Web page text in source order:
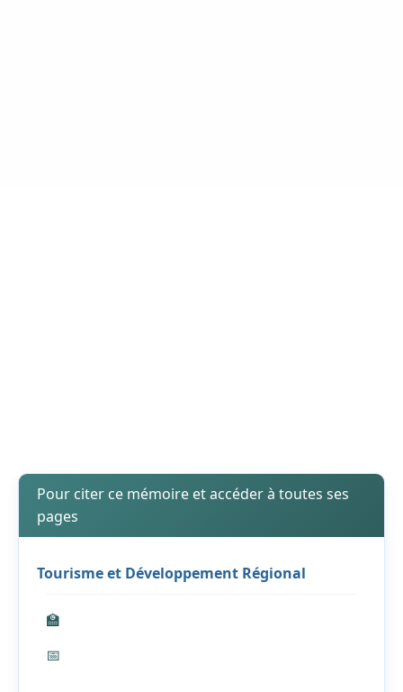
Pour citer ce mémoire et accéder à toutes ses
pages
Tourisme et Développement Régional
🏫
📅